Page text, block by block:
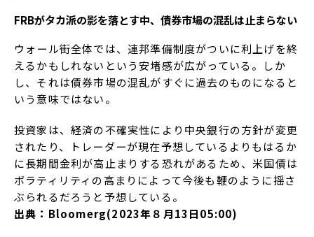
FRBがタカ派の影を落とす中、債券市場の混乱は止まらない
ウォール街全体では、連邦準備制度がついに利上げを終
えるかもしれないという安堵感が広がっている。しか
し、それは債券市場の混乱がすぐに過去のものになると
いう意味ではない。
投資家は、経済の不確実性により中央銀行の方針が変更
されたり、トレーダーが現在予想しているよりもはるか
に長期間金利が高止まりする恐れがあるため、米国債は
ボラティリティの高まりによって今後も鞭のように揺さ
ぶられるだろうと予想している。
出典：Bloomerg(2023年８月13日05:00)